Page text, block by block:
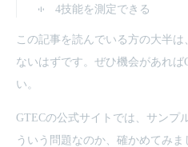
4技能を測定できる
この記事を読んでいる方の大半
ないはずです。ぜひ機会があれば
い。
GTECの公式サイトでは、サンプ
ういう問題なのか、確かめてみま